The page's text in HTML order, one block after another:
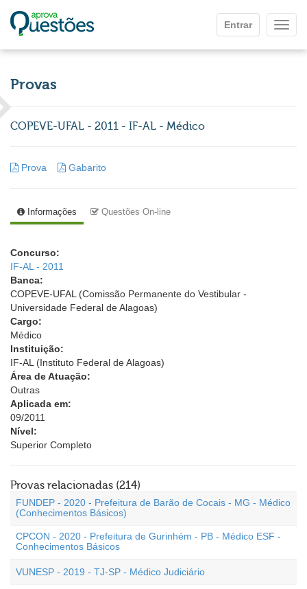
Entrar
Provas
COPEVE-UFAL - 2011 - IF-AL - Médico
Prova Gabarito
Informações Questões On-line
Concurso:
IF-AL - 2011
Banca:
COPEVE-UFAL (Comissão Permanente do Vestibular -
Universidade Federal de Alagoas)
Cargo:
Médico
Instituição:
IF-AL (Instituto Federal de Alagoas)
Área de Atuação:
Outras
Aplicada em:
09/2011
Nível:
Superior Completo
Provas relacionadas (214)
FUNDEP - 2020 - Prefeitura de Barão de Cocais - MG - Médico
(Conhecimentos Básicos)
CPCON - 2020 - Prefeitura de Gurinhém - PB - Médico ESF -
Conhecimentos Básicos
VUNESP - 2019 - TJ-SP - Médico Judiciário